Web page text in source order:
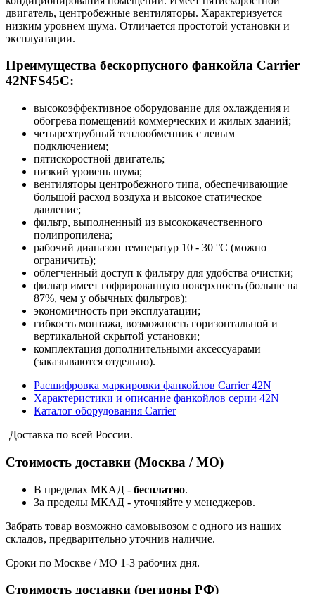
двигатель, центробежные вентиляторы. Характеризуется
низким уровнем шума. Отличается простотой установки и
эксплуатации.
Преимущества бескорпусного фанкойла Carrier
42NFS45C:
высокоэффективное оборудование для охлаждения и
обогрева помещений коммерческих и жилых зданий;
четырехтрубный теплообменник с левым
подключением;
пятискоростной двигатель;
низкий уровень шума;
вентиляторы центробежного типа, обеспечивающие
большой расход воздуха и высокое статическое
давление;
фильтр, выполненный из высококачественного
полипропилена;
рабочий диапазон температур 10 - 30 °С (можно
ограничить);
облегченный доступ к фильтру для удобства очистки;
фильтр имеет гофрированную поверхность (больше на
87%, чем у обычных фильтров);
экономичность при эксплуатации;
гибкость монтажа, возможность горизонтальной и
вертикальной скрытой установки;
комплектация дополнительными аксессуарами
(заказываются отдельно).
Расшифровка маркировки фанкойлов Carrier 42N
Характеристики и описание фанкойлов серии 42N
Каталог оборудования Carrier
Доставка по всей России.
Стоимость доставки (Москва / МО)
В пределах МКАД - бесплатно.
За пределы МКАД - уточняйте у менеджеров.
Забрать товар возможно самовывозом с одного из наших
складов, предварительно уточнив наличие.
Сроки по Москве / МО 1-3 рабочих дня.
Стоимость доставки (регионы РФ)